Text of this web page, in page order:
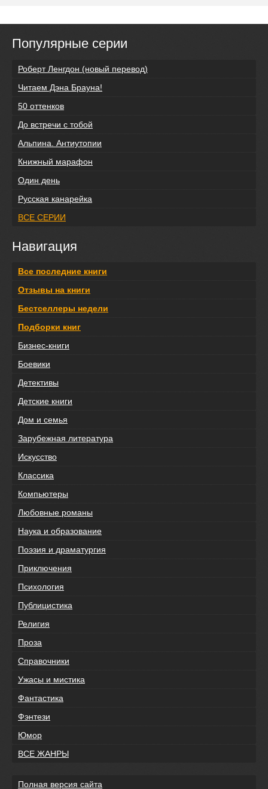
Популярные серии
Роберт Ленгдон (новый перевод)
Читаем Дэна Брауна!
50 оттенков
До встречи с тобой
Альпина. Антиутопии
Книжный марафон
Один день
Русская канарейка
ВСЕ СЕРИИ
Навигация
Все последние книги
Отзывы на книги
Бестселлеры недели
Подборки книг
Бизнес-книги
Боевики
Детективы
Детские книги
Дом и семья
Зарубежная литература
Искусство
Классика
Компьютеры
Любовные романы
Наука и образование
Поэзия и драматургия
Приключения
Психология
Публицистика
Религия
Проза
Справочники
Ужасы и мистика
Фантастика
Фэнтези
Юмор
ВСЕ ЖАНРЫ
Полная версия сайта